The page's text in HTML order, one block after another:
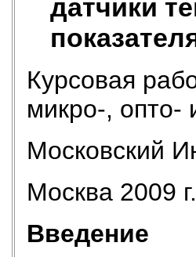
датчики
Курсовая
микро-, опто-
Московский
Москва 2009 г.
Введение